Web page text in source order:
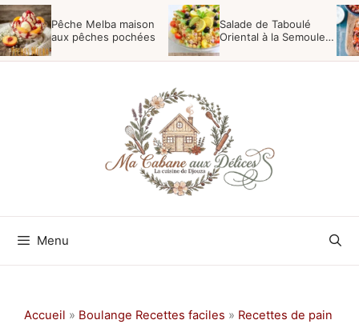
Aller
au
contenu
Pêche Melba maison
aux pêches pochées
Salade de Taboulé
Oriental à la Semoule,
Menu
Accueil » Boulange Recettes faciles » Recettes de pain